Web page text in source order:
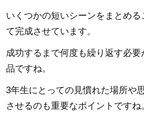
いくつかの短いシーンをまとめ
て完成させています。
成功するまで何度も繰り返す必
品ですね。
3年生にとっての見慣れた場所や
させるのも重要なポイントですね